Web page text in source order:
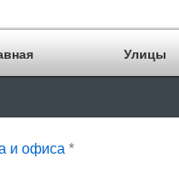
Улицы
и офиса *